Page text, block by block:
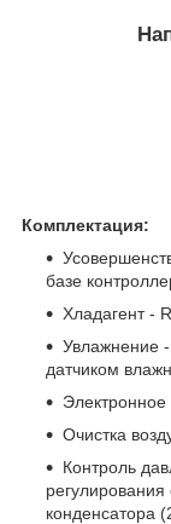
Комплектация:
базе
Хладагент -
Увлажнение
датчиком
Очистка
Контроль
конденсатора